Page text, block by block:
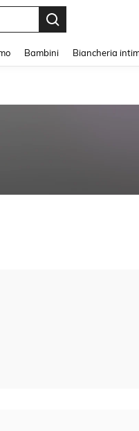
Bambini Biancheria